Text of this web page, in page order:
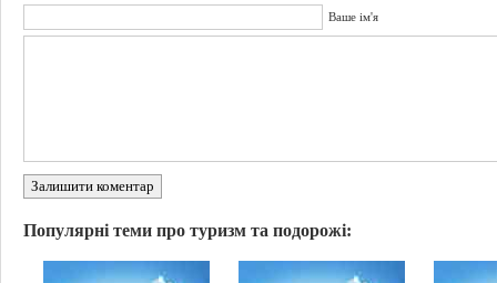
Ваше ім'я
Залишити коментар
Популярні теми про туризм та подорожі: